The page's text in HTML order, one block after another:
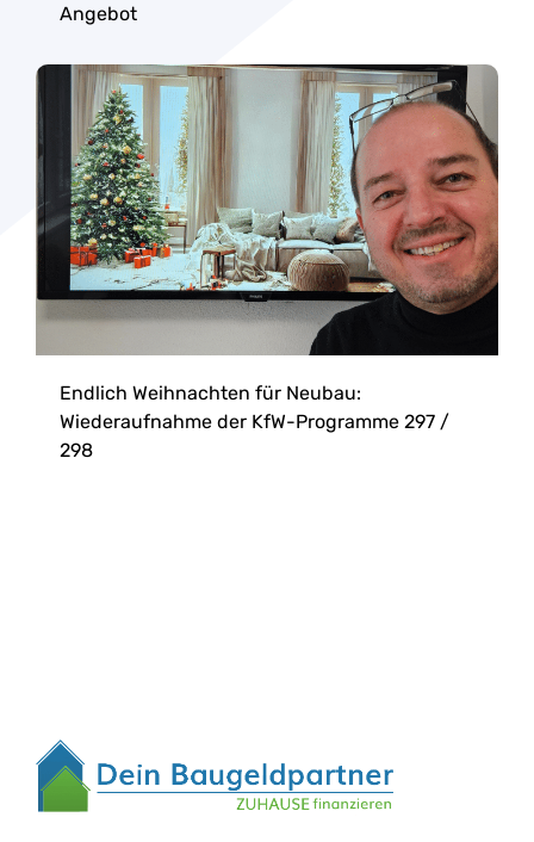
Angebot
Endlich Weihnachten für Neubau:
Wiederaufnahme der KfW-Programme 297 /
298